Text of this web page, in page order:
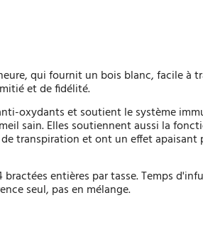
qui fournit un bois blanc, facile à
et de fidélité.
oxydants et soutient le système
sain. Elles soutiennent aussi la
transpiration et ont un effet apaisant
entières par tasse. Temps
seul, pas en mélange.